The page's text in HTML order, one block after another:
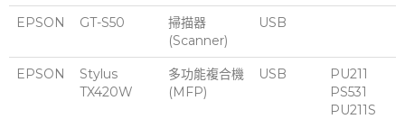
EPSON GT-S50
掃描器
(Scanner)
USB
EPSON
Stylus
TX420W
多功能複合機
(MFP)
USB
PU211
PS531
PU211S